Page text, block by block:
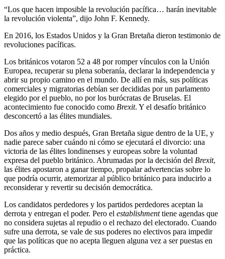
“Los que hacen imposible la revolución pacífica… harán inevitable
la revolución violenta”, dijo John F. Kennedy.
En 2016, los Estados Unidos y la Gran Bretaña dieron testimonio de
revoluciones pacíficas.
Los británicos votaron 52 a 48 por romper vínculos con la Unión
Europea, recuperar su plena soberanía, declarar la independencia y
abrir su propio camino en el mundo. De allí en más, sus políticas
comerciales y migratorias debían ser decididas por un parlamento
elegido por el pueblo, no por los burócratas de Bruselas. El
acontecimiento fue conocido como Brexit. Y el desafío británico
desconcertó a las élites mundiales.
Dos años y medio después, Gran Bretaña sigue dentro de la UE, y
nadie parece saber cuándo ni cómo se ejecutará el divorcio: una
victoria de las élites londinenses y europeas sobre la voluntad
expresa del pueblo británico. Abrumadas por la decisión del Brexit,
las élites apostaron a ganar tiempo, propalar advertencias sobre lo
que podría ocurrir, atemorizar al público británico para inducirlo a
reconsiderar y revertir su decisión democrática.
Los candidatos perdedores y los partidos perdedores aceptan la
derrota y entregan el poder. Pero el establishmenttiene agendas que
no considera sujetas al repudio o el rechazo del electorado. Cuando
sufre una derrota, se vale de sus poderes no electivos para impedir
que las políticas que no acepta lleguen alguna vez a ser puestas en
práctica.